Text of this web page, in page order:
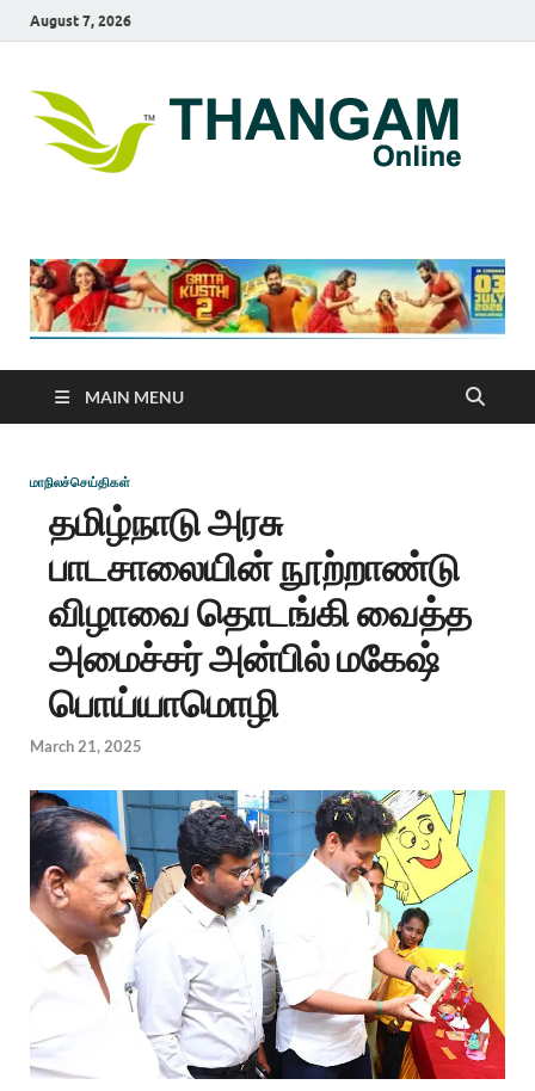
August 7, 2026
MAIN MENU
மாநிலச்செய்திகள்
தமிழ்நாடு அரசு
பாடசாலையின் நூற்றாண்டு
விழாவை தொடங்கி வைத்த
அமைச்சர் அன்பில் மகேஷ்
பொய்யாமொழி
March 21, 2025